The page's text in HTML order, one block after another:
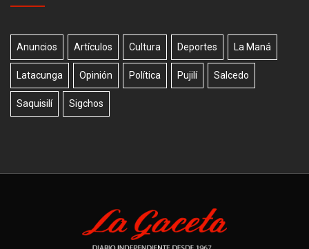
Anuncios Artículos Cultura Deportes La Maná
Latacunga Opinión Política Pujilí Salcedo
Saquisilí Sigchos